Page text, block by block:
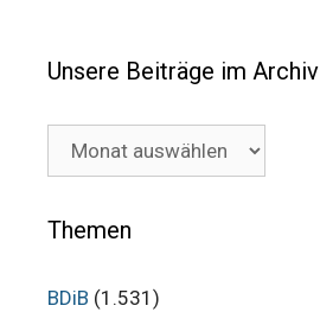
Unsere Beiträge im Archiv
Unsere
Archiv
Themen
BDiB (1.531)